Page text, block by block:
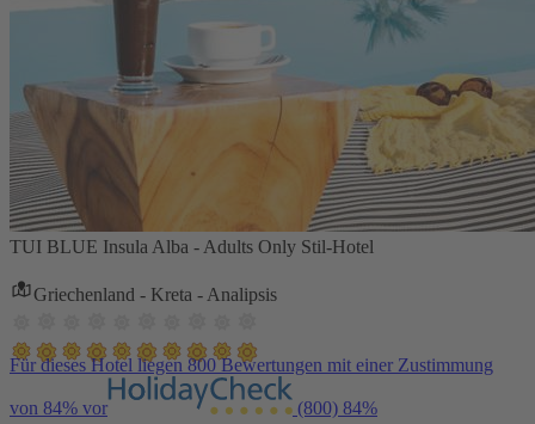
TUI BLUE Insula Alba - Adults Only Stil-Hotel
Griechenland - Kreta - Analipsis
Für dieses Hotel liegen 800 Bewertungen mit einer Zustimmung
von 84% vor (800) 84%